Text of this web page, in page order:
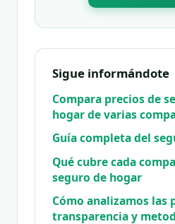
Sigue informándote
Compara precios de
hogar de varias
Guía completa del
Qué cubre cada
seguro de hogar
Cómo analizamos las
transparencia y